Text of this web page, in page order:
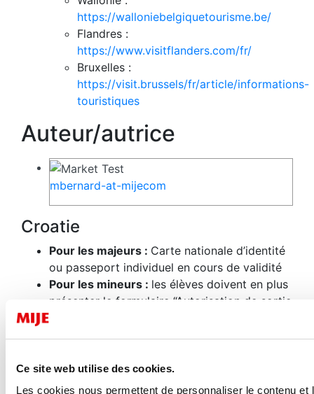
Ce site web utilise des cookies.
Les cookies nous permettent de personnaliser le contenu
https://walloniebelgiquetourisme.be/
Flandres :
https://www.visitflanders.com/fr/
Bruxelles :
https://visit.brussels/fr/article/informations-
touristiques
Auteur/autrice
mbernard-at-mijecom
Croatie
Pour les majeurs : Carte nationale d’identité
ou passeport individuel en cours de validité
Pour les mineurs : les élèves doivent en plus
présenter le formulaire “Autorisation de sortie
Santé : Aucun vaccin obligatoire
européenne d’assurance maladie n’est pas